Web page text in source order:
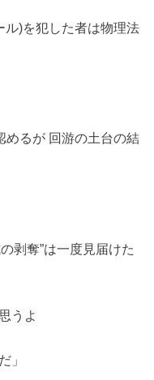
ル)を犯した者は物理法
めるが 回游の土台の結
剥奪”は一度見届けた
うよ
」